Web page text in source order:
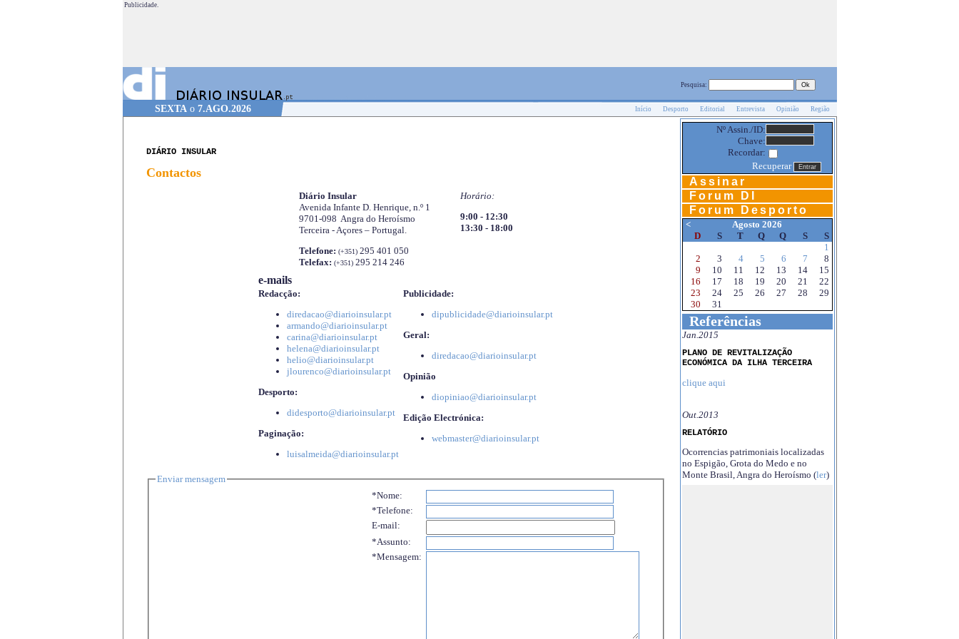
Publicidade.
Pesquisa:
SEXTAo 7.AGO.2026 Início Desporto Editorial Entrevista Opinião Região
DIÁRIO INSULAR
Contactos
Diário Insular
Avenida Infante D. Henrique, n.º 1
9701-098 Angra do Heroísmo
Terceira - Açores – Portugal.
Telefone: (+351)295 401 050
Telefax: (+351)295 214 246
Horário:
9:00 - 12:30
13:30 - 18:00
e-mails
Redacção:
diredacao@diarioinsular.pt
armando@diarioinsular.pt
carina@diarioinsular.pt
helena@diarioinsular.pt
helio@diarioinsular.pt
jlourenco@diarioinsular.pt
Desporto:
didesporto@diarioinsular.pt
Paginação:
luisalmeida@diarioinsular.pt
Publicidade:
dipublicidade@diarioinsular.pt
Geral:
diredacao@diarioinsular.pt
Opinião
diopiniao@diarioinsular.pt
Edição Electrónica:
webmaster@diarioinsular.pt
Enviar mensagem
*Nome:
*Telefone:
E-mail:
*Assunto:
*Mensagem:
Nº Assin./ID:
Chave:
Recordar:
Recuperar
Assinar
Forum DI
Forum Desporto
<
Agosto 2026
D
S T Q Q S
S
1
2
3 4 5 6 7
8
9
10 11 12 13 14
15
16
17 18 19 20 21
22
23
24 25 26 27 28
29
30
31
Referências
Jan.2015
PLANO DE REVITALIZAÇÃO
ECONÓMICA DA ILHA TERCEIRA
clique aqui
Out.2013
RELATÓRIO
Ocorrencias patrimoniais localizadas
no Espigão, Grota do Medo e no
Monte Brasil, Angra do Heroísmo (ler)